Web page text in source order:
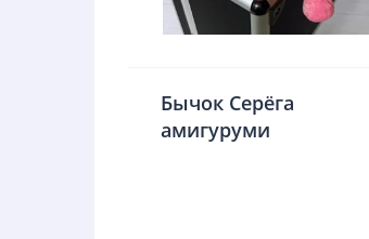
Бычок Серёга
амигуруми